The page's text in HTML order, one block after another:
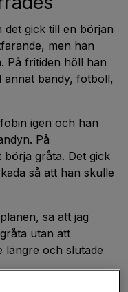
det gick till en början
men han
På fritiden höll han
annat bandy, fotboll,
igen och han
På
gråta. Det gick
så att han skulle
sa att jag
utan att
längre och slutade